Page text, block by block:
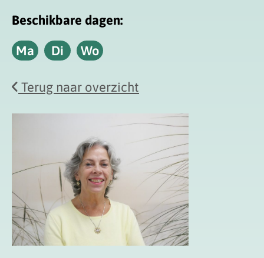
Beschikbare dagen:
Maandag
Ma Dinsdag
Di Woensdag
Wo
Terug naar overzicht